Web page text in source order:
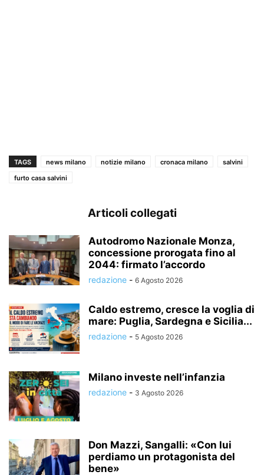
TAGS news milano notizie milano cronaca milano
salvini
furto casa salvini
Articoli collegati
Autodromo Nazionale Monza,
concessione prorogata fino al
2044: firmato l’accordo
redazione - 6 Agosto 2026
Caldo estremo, cresce la voglia di
mare: Puglia, Sardegna e Sicilia...
redazione - 5 Agosto 2026
Milano investe nell’infanzia
redazione - 3 Agosto 2026
Don Mazzi, Sangalli: «Con lui
perdiamo un protagonista del
bene»